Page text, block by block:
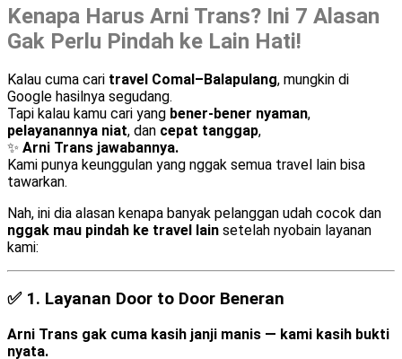
Kenapa Harus Arni Trans? Ini 7 Alasan
Gak Perlu Pindah ke Lain Hati!
Kalau cuma cari travel Comal–Balapulang, mungkin di
Google hasilnya segudang.
Tapi kalau kamu cari yang bener-bener nyaman,
pelayanannya niat, dan cepat tanggap,
✨ Arni Trans jawabannya.
Kami punya keunggulan yang nggak semua travel lain bisa
tawarkan.
Nah, ini dia alasan kenapa banyak pelanggan udah cocok dan
nggak mau pindah ke travel lain setelah nyobain layanan
kami:
✅ 1. Layanan Door to Door Beneran
Arni Trans gak cuma kasih janji manis — kami kasih bukti
nyata.